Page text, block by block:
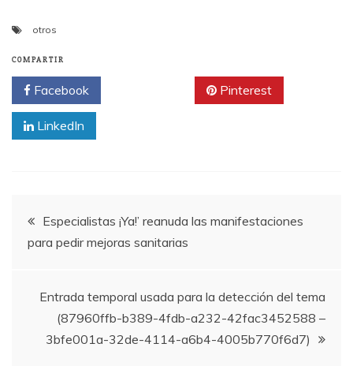
otros
COMPARTIR
Facebook Pinterest
LinkedIn
Navegación
de
entradas
Especialistas ¡Ya!’ reanuda las manifestaciones
para pedir mejoras sanitarias
Entrada temporal usada para la detección del tema
(87960ffb-b389-4fdb-a232-42fac3452588 –
3bfe001a-32de-4114-a6b4-4005b770f6d7)